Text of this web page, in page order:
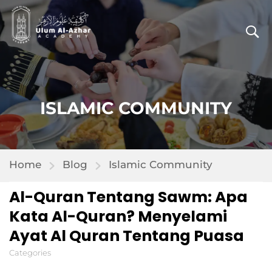
ISLAMIC COMMUNITY
Home Blog Islamic Community
Al-Quran Tentang Sawm: Apa
Kata Al-Quran? Menyelami
Ayat Al Quran Tentang Puasa
Categories